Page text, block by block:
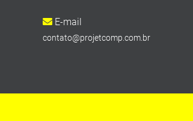
E-mail
contato@projetcomp.com.br